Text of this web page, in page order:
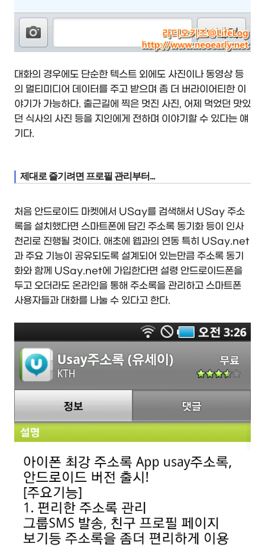
대화의 경우에도 단순한 텍스트 외에도 사진이나 동영상 등
의 멀티미디어 데이터를 주고 받으며 좀 더 버라이어티한 이
야기가 가능하다. 출근길에 찍은 멋진 사진, 어제 먹었던 맛있
던 식사의 사진 등을 지인에게 전하며 이야기할 수 있다는 얘
기다.
제대로 즐기려면 프로필 관리부터...
처음 안드로이드 마켓에서 USay를 검색해서 USay 주소
록을 설치했다면 스마트폰에 담긴 주소록 동기화 등이 인사
천리로 진행될 것이다. 애초에 웹과의 연동 특히 USay.net
과 주요 기능이 공유되도록 설계되어 있는만큼 주소록 동기
화와 함께 USay.net에 가입한다면 설령 안드로이드폰을
두고 오더라도 온라인을 통해 주소록을 관리하고 스마트폰
사용자들과 대화를 나눌 수 있다고 한다.